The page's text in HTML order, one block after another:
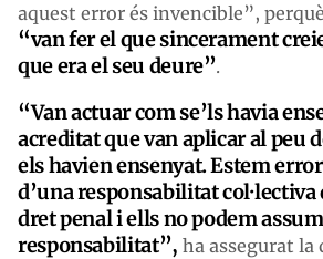
aquest error és invencible”,
“van fer el que sincerament
que era el seu deure”.
“Van actuar com se’ls havia
acreditat que van aplicar al peu
els havien ensenyat. Estem
d’una responsabilitat col·lectiva
dret penal i ells no podem
responsabilitat”, ha assegurat la